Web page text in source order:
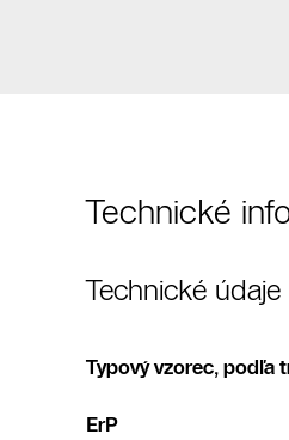
Technické
Technické údaje
Typový vzorec, podľa
ErP